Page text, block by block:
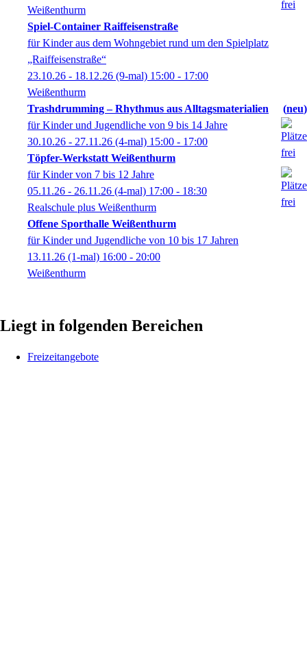
Weißenthurm
Spiel-Container Raiffeisenstraße
für Kinder aus dem Wohngebiet rund um den Spielplatz
„Raiffeisenstraße“
23.10.26 - 18.12.26 (9-mal) 15:00 - 17:00
Weißenthurm
Trashdrumming – Rhythmus aus Alltagsmaterialien
neu
für Kinder und Jugendliche von 9 bis 14 Jahre
30.10.26 - 27.11.26 (4-mal) 15:00 - 17:00
Töpfer-Werkstatt Weißenthurm
für Kinder von 7 bis 12 Jahre
05.11.26 - 26.11.26 (4-mal) 17:00 - 18:30
Realschule plus Weißenthurm
Offene Sporthalle Weißenthurm
für Kinder und Jugendliche von 10 bis 17 Jahren
13.11.26 (1-mal) 16:00 - 20:00
Weißenthurm
Liegt in folgenden Bereichen
Freizeitangebote